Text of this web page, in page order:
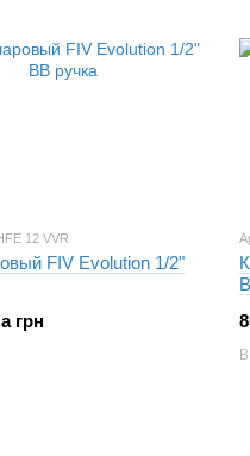
12 VVR
FIV Evolution 1/2"
грн